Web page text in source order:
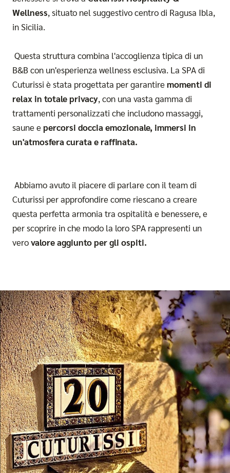
Wellness, situato nel suggestivo centro di Ragusa Ibla,
in Sicilia.
Questa struttura combina l'accoglienza tipica di un
B&B con un'esperienza wellness esclusiva. La SPA di
Cuturissi è stata progettata per garantiremomenti di
relax in totale privacy, con una vasta gamma di
trattamenti personalizzati che includono massaggi,
saune epercorsi doccia emozionale, immersi in
un'atmosfera curata e raffinata.
Abbiamo avuto il piacere di parlare con il team di
Cuturissi per approfondire come riescano a creare
questa perfetta armonia tra ospitalità e benessere, e
per scoprire in che modo la loro SPA rappresenti un
verovalore aggiunto per gli ospiti.